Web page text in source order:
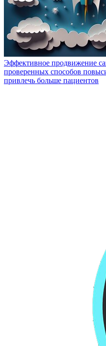
Эффективное продвижение
проверенных способов
привлечь больше пациентов